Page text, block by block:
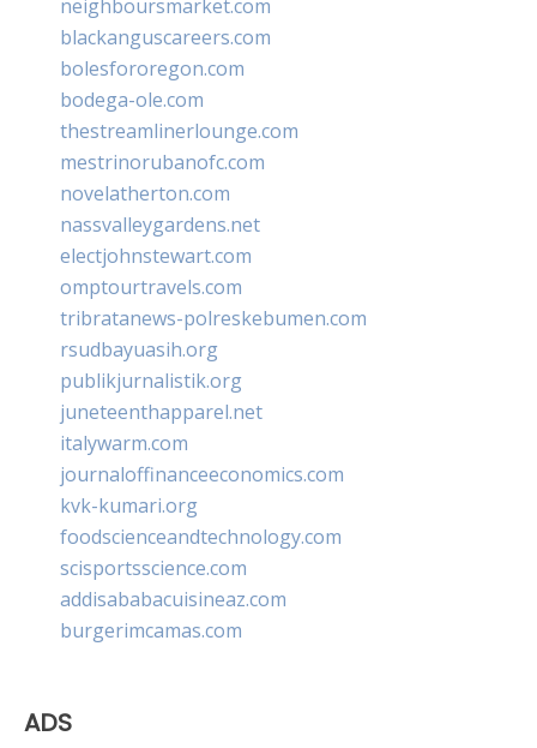
neighboursmarket.com
blackanguscareers.com
bolesfororegon.com
bodega-ole.com
thestreamlinerlounge.com
mestrinorubanofc.com
novelatherton.com
nassvalleygardens.net
electjohnstewart.com
omptourtravels.com
tribratanews-polreskebumen.com
rsudbayuasih.org
publikjurnalistik.org
juneteenthapparel.net
italywarm.com
journaloffinanceeconomics.com
kvk-kumari.org
foodscienceandtechnology.com
scisportsscience.com
addisababacuisineaz.com
burgerimcamas.com
ADS